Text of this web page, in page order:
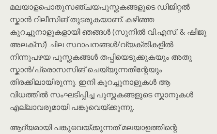
മലയാളപൊതുസഞ്ചയപുസ്തകങ്ങളുടെ ഡിജിറ്റൽ
സ്കാൻ റിലീസിങ് തുടരുകയാണ്. കഴിഞ്ഞ
കുറച്ചുനാളുകളായി ഞങ്ങൾ (സുനിൽ വി.എസ്. & ഷിജു
അലക്സ്) ചില സ്ഥാപനങ്ങൾ/വ്യക്തികളിൽ
നിന്നുപഴയ പുസ്തകങ്ങൾ തപ്പിയെടുക്കുകയും അതു
സ്കാൻ/പ്രൊസസിങ് ചെയ്യുന്നതിന്റേയും
തിരക്കിലായിരുന്നു. ഇനി കുറച്ചുനാളുകൾ ആ
വിധത്തിൽ സംഘടിപ്പിച്ച പുസ്തകങ്ങളുടെ സ്കാനുകൾ
എല്ലാവരുമായി പങ്കുവെയ്ക്കുന്നു.
ആദ്യമായി പങ്കുവെയ്ക്കുന്നത് മലയാളത്തിന്റെ